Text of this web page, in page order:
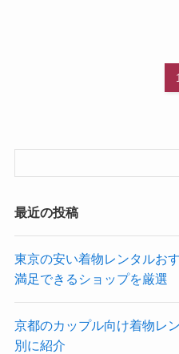
1
最近の投稿
東京の安い着物レンタルお
満足できるショップを厳選
京都のカップル向け着物レ
別に紹介